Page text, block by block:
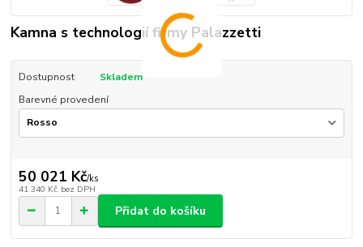
Kamna s technologií firmy Palazzetti
Dostupnost
Skladem
Barevné provedení
50 021 Kč/ks
41 340 Kč bez DPH
Přidat do košíku